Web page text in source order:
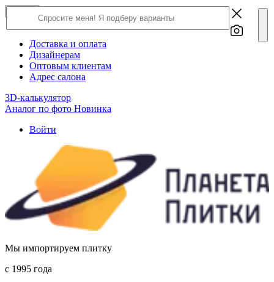
О компании
Доставка и оплата
Дизайнерам
Оптовым клиентам
Адрес салона
3D-калькулятор
Аналог по фото Новинка
Войти
Мы импортируем плитку
c 1995 года